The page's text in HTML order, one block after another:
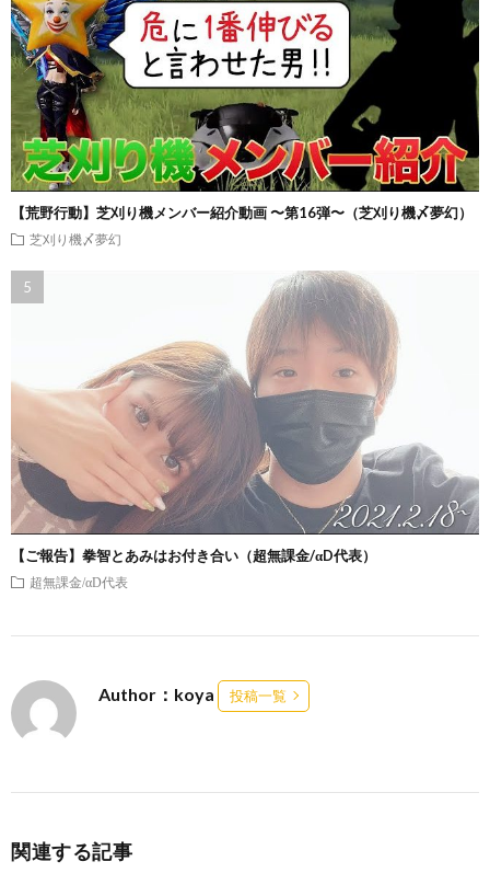
【荒野行動】芝刈り機メンバー紹介動画 〜第16弾〜（芝刈り機〆夢幻）
芝刈り機〆夢幻
【ご報告】拳智とあみはお付き合い（超無課金/αD代表）
超無課金/αD代表
Author：koya 投稿一覧
関連する記事